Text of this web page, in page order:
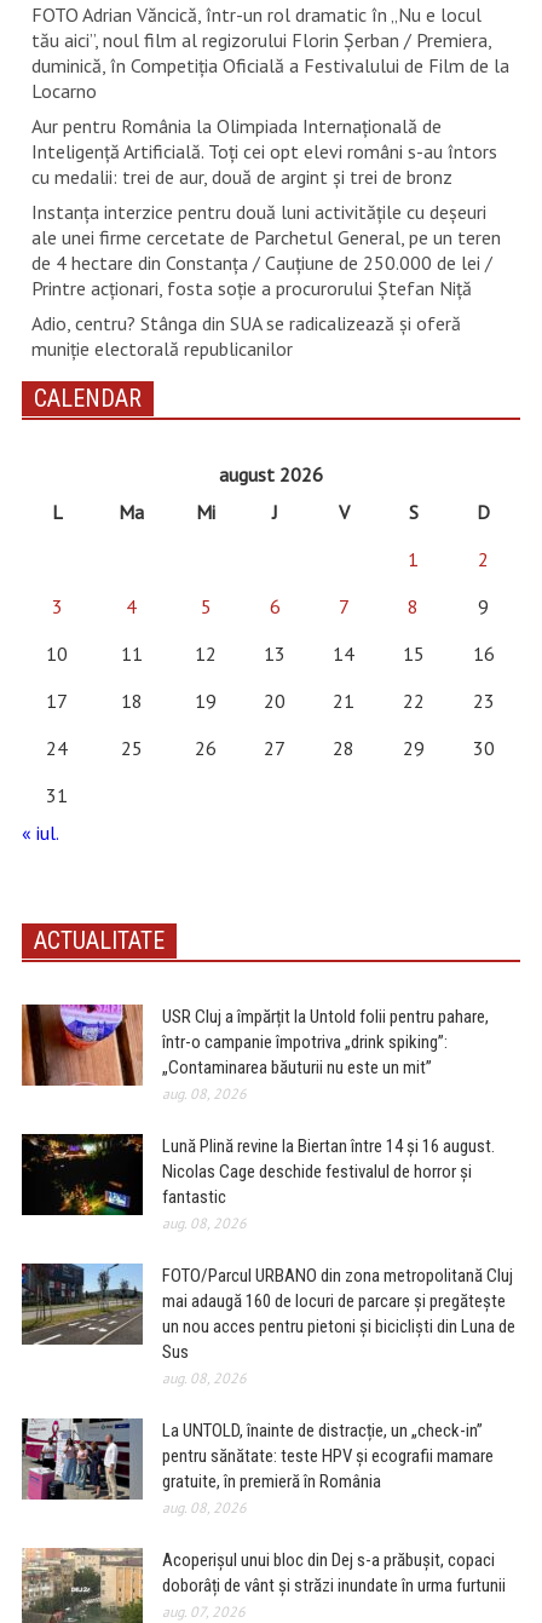
FOTO Adrian Văncică, într-un rol dramatic în „Nu e locul
tău aici”, noul film al regizorului Florin Șerban / Premiera,
duminică, în Competiția Oficială a Festivalului de Film de la
Locarno
Aur pentru România la Olimpiada Internațională de
Inteligență Artificială. Toți cei opt elevi români s-au întors
cu medalii: trei de aur, două de argint și trei de bronz
Instanța interzice pentru două luni activitățile cu deșeuri
ale unei firme cercetate de Parchetul General, pe un teren
de 4 hectare din Constanța / Cauțiune de 250.000 de lei /
Printre acționari, fosta soție a procurorului Ștefan Niță
Adio, centru? Stânga din SUA se radicalizează și oferă
muniție electorală republicanilor
CALENDAR
august 2026
L
Ma Mi J V S
D
1
2
3
4 5 6 7 8
9
10
11 12 13 14 15
16
17
18 19 20 21 22
23
24
25 26 27 28 29
30
31
« iul.
ACTUALITATE
USR Cluj a împărțit la Untold folii pentru pahare,
într-o campanie împotriva „drink spiking”:
„Contaminarea băuturii nu este un mit”
aug. 08, 2026
Lună Plină revine la Biertan între 14 și 16 august.
Nicolas Cage deschide festivalul de horror și
fantastic
aug. 08, 2026
FOTO/Parcul URBANO din zona metropolitană Cluj
mai adaugă 160 de locuri de parcare și pregătește
un nou acces pentru pietoni și bicicliști din Luna de
Sus
aug. 08, 2026
La UNTOLD, înainte de distracție, un „check-in”
pentru sănătate: teste HPV și ecografii mamare
gratuite, în premieră în România
aug. 08, 2026
Acoperișul unui bloc din Dej s-a prăbușit, copaci
doborâți de vânt și străzi inundate în urma furtunii
aug. 07, 2026